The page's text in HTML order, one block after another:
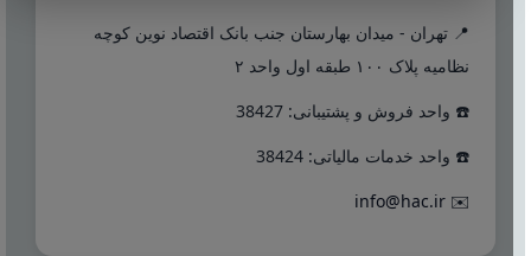
📍 تهران - میدان بهارستان جنب بانک اقتصاد نوین کوچه
نظامیه پلاک ۱۰۰ طبقه اول واحد ۲
☎️ واحد فروش و پشتیبانی: 38427
☎️ واحد خدمات مالیاتی: 38424
✉️
info@hac.ir